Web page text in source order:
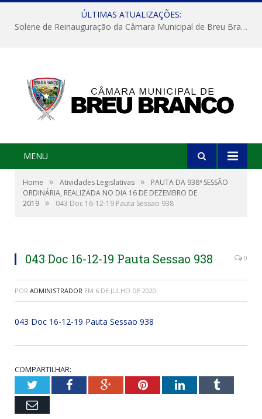
ÚLTIMAS ATUALIZAÇÕES:
Solene de Reinauguração da Câmara Municipal de Breu Branco
MENU
Home » Atividades Legislativas »
PAUTA DA 938ª SESSÃO
ORDINÁRIA, REALIZADA NO DIA 16 DE DEZEMBRO DE
2019 » 043 Doc 16-12-19 Pauta Sessao 938
043 Doc 16-12-19 Pauta Sessao 938 0
POR ADMINISTRADOR EM 6 DE JULHO DE 2020
043 Doc 16-12-19 Pauta Sessao 938
COMPARTILHAR:
TwitterFacebookGoogle+PinterestLinkedInTumblr
Email